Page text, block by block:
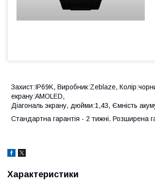
Захист:IP69K, Виробник:Zeblaze,
екрану:AMOLED,
Діагональ экрану, дюйми:1,43, Ємність
Стандартна гарантія - 2 тижні. Розширена
Характеристики